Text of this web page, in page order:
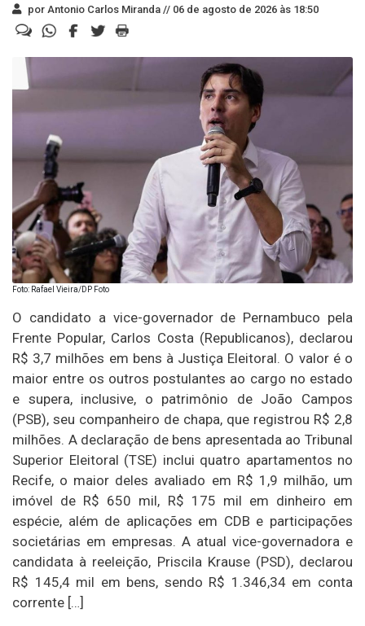
por Antonio Carlos Miranda // 06 de agosto de 2026 às 18:50
Foto: Rafael Vieira/DP Foto
O candidato a vice-governador de Pernambuco pela
Frente Popular, Carlos Costa (Republicanos), declarou
R$ 3,7 milhões em bens à Justiça Eleitoral. O valor é o
maior entre os outros postulantes ao cargo no estado
e supera, inclusive, o patrimônio de João Campos
(PSB), seu companheiro de chapa, que registrou R$ 2,8
milhões. A declaração de bens apresentada ao Tribunal
Superior Eleitoral (TSE) inclui quatro apartamentos no
Recife, o maior deles avaliado em R$ 1,9 milhão, um
imóvel de R$ 650 mil, R$ 175 mil em dinheiro em
espécie, além de aplicações em CDB e participações
societárias em empresas. A atual vice-governadora e
candidata à reeleição, Priscila Krause (PSD), declarou
R$ 145,4 mil em bens, sendo R$ 1.346,34 em conta
corrente […]